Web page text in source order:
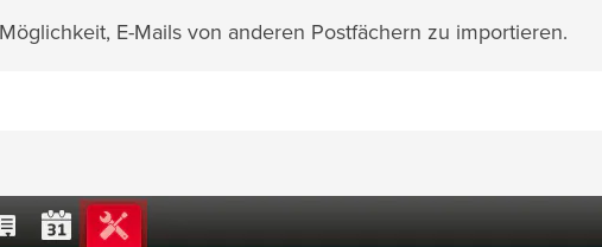
E-Mails von anderen Postfächern zu importieren.